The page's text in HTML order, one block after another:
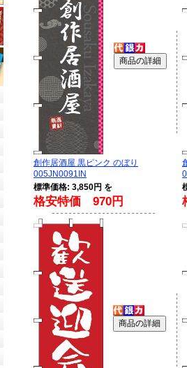
創作居酒屋 黒ピンク のぼり
005JN0091IN
標準価格: 3,850円 を
格安特価 970円